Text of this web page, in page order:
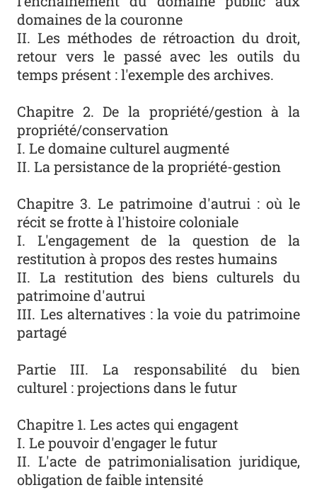
domaines de la couronne
II. Les méthodes de rétroaction du droit,
retour vers le passé avec les outils du
temps présent : l'exemple des archives.
Chapitre 2. De la propriété/gestion à la
propriété/conservation
I. Le domaine culturel augmenté
II. La persistance de la propriété-gestion
Chapitre 3. Le patrimoine d'autrui : où le
récit se frotte à l'histoire coloniale
I. L'engagement de la question de la
restitution à propos des restes humains
II. La restitution des biens culturels du
patrimoine d'autrui
III. Les alternatives : la voie du patrimoine
partagé
Partie III. La responsabilité du bien
culturel : projections dans le futur
Chapitre 1. Les actes qui engagent
I. Le pouvoir d'engager le futur
II. L'acte de patrimonialisation juridique,
obligation de faible intensité